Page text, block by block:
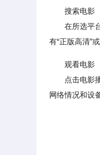
搜索电影
在所选平台
有“正版高清”
观看电影
点击电影播
网络情况和设